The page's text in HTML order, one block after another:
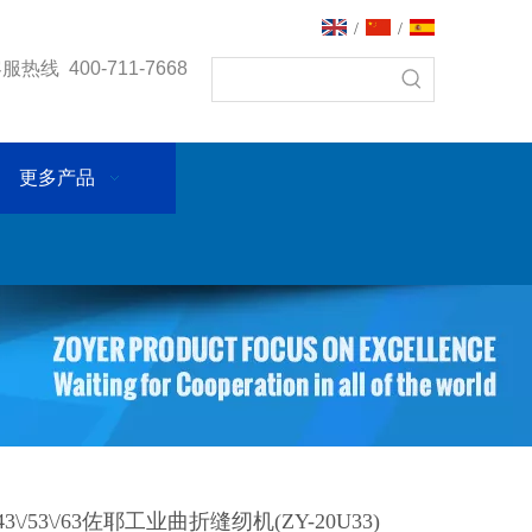
/ /
热线 400-711-7668
更多产品
53\/63佐耶工业曲折缝纫机(ZY-20U33)